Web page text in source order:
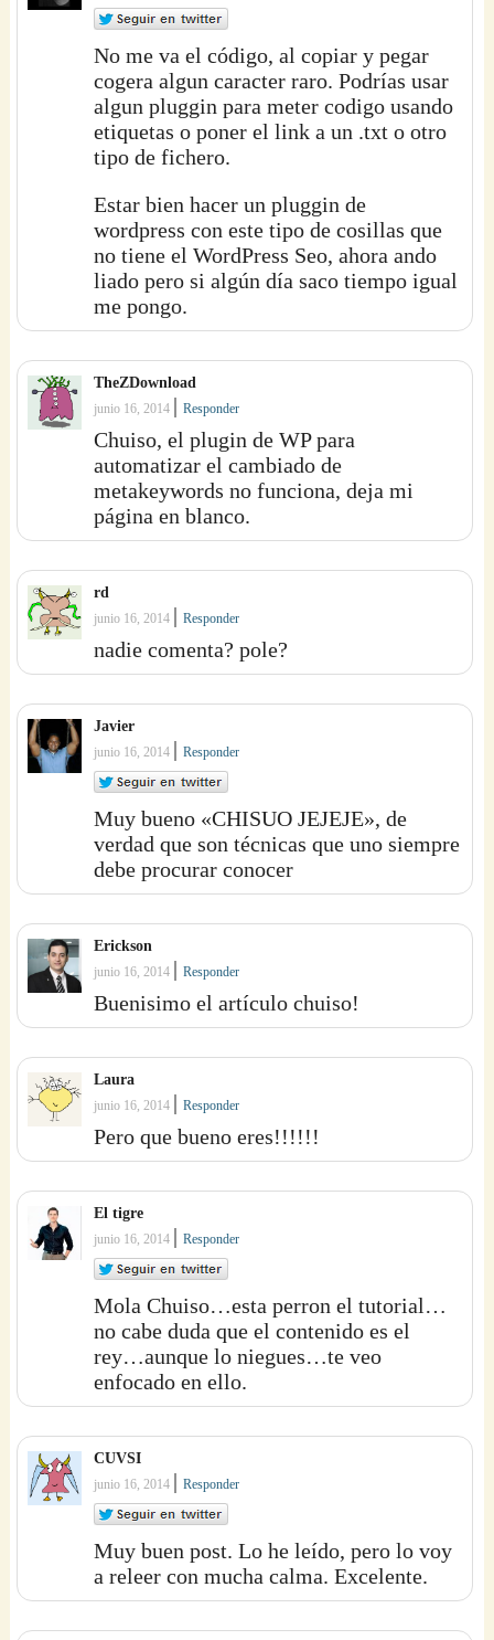
No me va el código, al copiar y pegar
cogera algun caracter raro. Podrías usar
algun pluggin para meter codigo usando
etiquetas o poner el link a un .txt o otro
tipo de fichero.
Estar bien hacer un pluggin de
wordpress con este tipo de cosillas que
no tiene el WordPress Seo, ahora ando
liado pero si algún día saco tiempo igual
me pongo.
TheZDownload
junio 16, 2014 |Responder
Chuiso, el plugin de WP para
automatizar el cambiado de
metakeywords no funciona, deja mi
página en blanco.
rd
junio 16, 2014 |Responder
nadie comenta? pole?
Javier
junio 16, 2014 |Responder
Muy bueno «CHISUO JEJEJE», de
verdad que son técnicas que uno siempre
debe procurar conocer
Erickson
junio 16, 2014 |Responder
Buenisimo el artículo chuiso!
Laura
junio 16, 2014 |Responder
Pero que bueno eres!!!!!!
El tigre
junio 16, 2014 |Responder
Mola Chuiso…esta perron el tutorial…
no cabe duda que el contenido es el
rey…aunque lo niegues…te veo
enfocado en ello.
CUVSI
junio 16, 2014 |Responder
Muy buen post. Lo he leído, pero lo voy
a releer con mucha calma. Excelente.